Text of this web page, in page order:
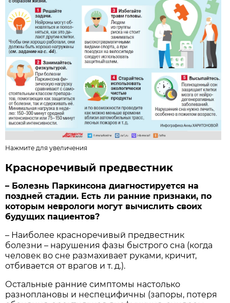
Нажмите для увеличения
Красноречивый предвестник
– Болезнь Паркинсона диаг­ностируется на
поздней стадии. Есть ли ранние признаки, по
которым неврологи могут вычислить своих
будущих пациентов?
– Наиболее красноречивый предвестник
болезни – нарушения фазы быстрого сна (когда
человек во сне размахивает руками, кричит,
отбивается от врагов и т. д.).
Остальные ранние симптомы настолько
разноплановы и неспецифичны (запоры, потеря